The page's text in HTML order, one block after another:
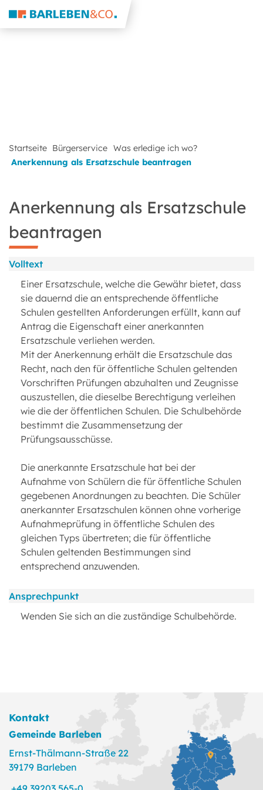
Startseite Bürgerservice Was erledige ich wo?
Anerkennung als Ersatzschule beantragen
Anerkennung als Ersatzschule
beantragen
Volltext
Einer Ersatzschule, welche die Gewähr bietet, dass
sie dauernd die an entsprechende öffentliche
Schulen gestellten Anforderungen erfüllt, kann auf
Antrag die Eigenschaft einer anerkannten
Ersatzschule verliehen werden.
Mit der Anerkennung erhält die Ersatzschule das
Recht, nach den für öffentliche Schulen geltenden
Vorschriften Prüfungen abzuhalten und Zeugnisse
auszustellen, die dieselbe Berechtigung verleihen
wie die der öffentlichen Schulen. Die Schulbehörde
bestimmt die Zusammensetzung der
Prüfungsausschüsse.
Die anerkannte Ersatzschule hat bei der
Aufnahme von Schülern die für öffentliche Schulen
gegebenen Anordnungen zu beachten. Die Schüler
anerkannter Ersatzschulen können ohne vorherige
Aufnahmeprüfung in öffentliche Schulen des
gleichen Typs übertreten; die für öffentliche
Schulen geltenden Bestimmungen sind
entsprechend anzuwenden.
Ansprechpunkt
Wenden Sie sich an die zuständige Schulbehörde.
Kontakt
Gemeinde Barleben
Ernst-Thälmann-Straße 22
39179 Barleben